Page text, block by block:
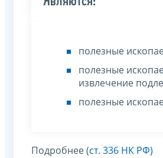
полезные
полезные
извлечение
полезные
Подробнее (ст. 336 НК РФ)